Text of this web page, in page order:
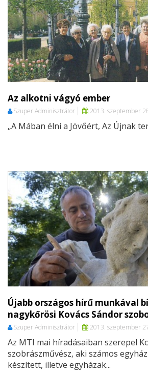
Az alkotni vágyó ember
Szuper Adminisztrátor 2013. szeptember
„A Mában élni a Jövőért, Az Újnak
Újabb országos hírű munkával
nagykőrösi Kovács Sándor
Szuper Adminisztrátor 2013. szeptember
Az MTI mai híradásaiban szerepel
szobrászművész, aki számos
készített, illetve egyházak...